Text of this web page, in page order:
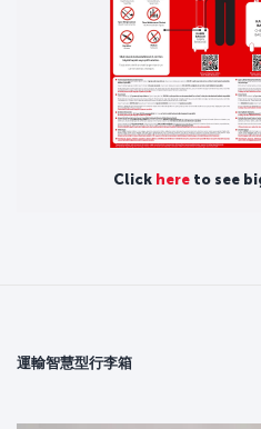
Click here to see
運輸智慧型行李箱